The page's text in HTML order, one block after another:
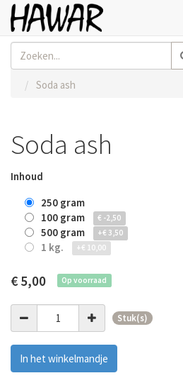
Soda ash
Soda ash
Inhoud
250 gram
100 gram
€ - 2,50
500 gram +€3,50
1 kg. +€ 10,00
€ 5,00 Op voorraad
Stuk(s)
In het winkelmandje